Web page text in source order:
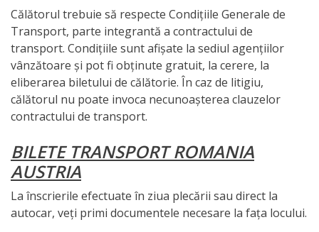
Călătorul trebuie să respecte Condițiile Generale de
Transport, parte integrantă a contractului de
transport. Condițiile sunt afișate la sediul agențiilor
vânzătoare și pot fi obținute gratuit, la cerere, la
eliberarea biletului de călătorie. În caz de litigiu,
călătorul nu poate invoca necunoașterea clauzelor
contractului de transport.
BILETE TRANSPORT ROMANIA
AUSTRIA
La înscrierile efectuate în ziua plecării sau direct la
autocar, veți primi documentele necesare la fața locului.